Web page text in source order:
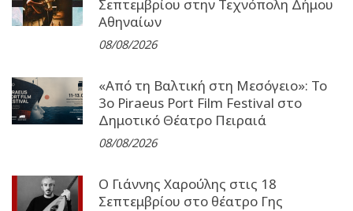
Σεπτεμβρίου στην Τεχνόπολη Δήμου
Αθηναίων
08/08/2026
«Από τη Βαλτική στη Μεσόγειο»: Το
3o Piraeus Port Film Festival στο
Δημοτικό Θέατρο Πειραιά
08/08/2026
Ο Γιάννης Χαρούλης στις 18
Σεπτεμβρίου στο θέατρο Γης